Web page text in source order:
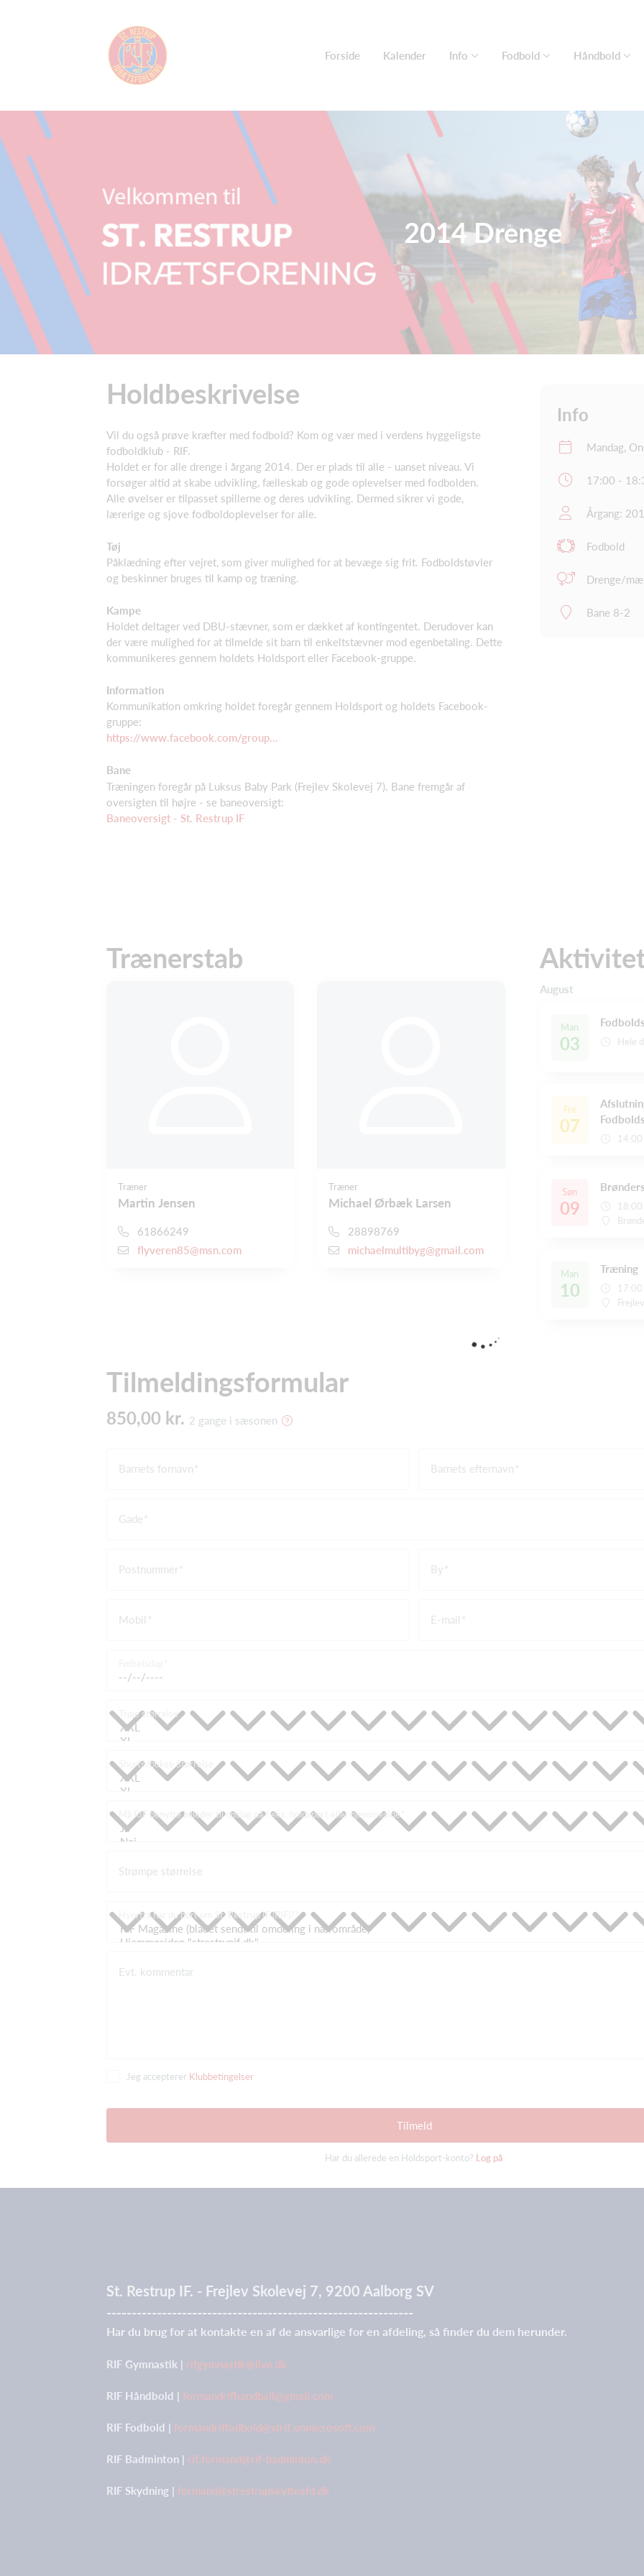
Forside Kalender Info Fodbold Håndbold
2014 Drenge
Holdbeskrivelse
Vil du også prøve kræfter med fodbold? Kom og vær med i verdens hyggeligste
fodboldklub - RIF.
Holdet er for alle drenge i årgang 2014. Der er plads til alle - uanset niveau. Vi
forsøger altid at skabe udvikling, fælleskab og gode oplevelser med fodbolden.
Alle øvelser er tilpasset spillerne og deres udvikling. Dermed sikrer vi gode,
lærerige og sjove fodboldoplevelser for alle.
Tøj
Påklædning efter vejret, som giver mulighed for at bevæge sig frit. Fodboldstøvler
og beskinner bruges til kamp og træning.
Kampe
Holdet deltager ved DBU-stævner, som er dækket af kontingentet. Derudover kan
der være mulighed for at tilmelde sit barn til enkeltstævner mod egenbetaling. Dette
kommunikeres gennem holdets Holdsport eller Facebook-gruppe.
Information
Kommunikation omkring holdet foregår gennem Holdsport og holdets Facebook-
gruppe:
https://www.facebook.com/group...
Bane
Træningen foregår på Luksus Baby Park (Frejlev Skolevej 7). Bane fremgår af
oversigten til højre - se baneoversigt:
Baneoversigt - St. Restrup IF
Info
Mandag,
17:00 -
Årgang:
Fodbold
Drenge/
Bane 8-2
Trænerstab
Træner
Martin Jensen
61866249
flyveren85@msn.com
Træner
Michael Ørbæk Larsen
28898769
michaelmultibyg@gmail.com
August
Man
03 Hele
Fre
07
Søn
09
Man
10
Træning
Frejlev
Tilmeldingsformular
850,00 kr. 2 gange i sæsonen
Barnets fornavn Barnets efternavn
Gade
Postnummer By
Mobil E-mail
Trøje størrelse
Shorts/bukse Størrelse
Må RIF benytte billeder til opslag på f.eks. holdsport eller hjemmeside
Strømpe størrelse
Hvorfra har du hørt om St. Restrup IF (RIF)?
Evt. kommentar
Jeg accepterer Klubbetingelser
Tilmeld
Har du allerede en Holdsport-konto? Log på
St. Restrup IF. - Frejlev Skolevej 7, 9200 Aalborg SV
-------------------------------------------------------------
Har du brug for at kontakte en af de ansvarlige for en afdeling, så finder du dem herunder.
RIF Gymnastik | rifgymnastik@live.dk
RIF Håndbold | formandrifhandball@gmail.com
RIF Fodbold | formandriffodbold@strif.onmicrosoft.com
RIF Badminton | rif.formand@rif-badminton.dk
RIF Skydning | formand@strestrupskytteafd.dk